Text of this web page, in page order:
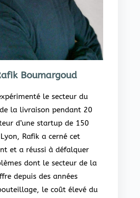
Boumargoud
le secteur du
la livraison pendant 20
d’une startup de 150
Rafik a cerné cet
et a réussi à défalquer
dont le secteur de la
depuis des années
le coût élevé du